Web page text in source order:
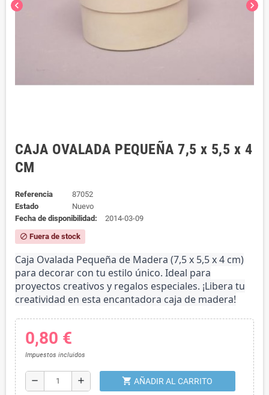
chevron_left chevron_right
CAJA OVALADA PEQUEÑA 7,5 x 5,5 x 4
CM
Referencia
87052
Estado
Nuevo
Fecha de disponibilidad:
2014-03-09
block Fuera de stock
Caja Ovalada Pequeña de Madera (7,5 x 5,5 x 4 cm)
para decorar con tu estilo único. Ideal para
proyectos creativos y regalos especiales. ¡Libera tu
creatividad en esta encantadora caja de madera!
0,80 €
Impuestos incluidos
remove add shopping_cart AÑADIR AL CARRITO